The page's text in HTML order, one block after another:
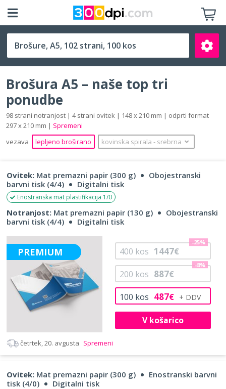
A5 (148 x 210 mm)
Išči
Brošura A5 – naše top tri
ponudbe
98 strani notranjost | 4 strani ovitek | 148 x 210 mm | odprti format
297 x 210 mm | Spremeni
vezava
lepljeno broširano kovinska spirala ‐ srebrna
Ovitek: Mat premazni papir (300 g)
Obojestranski
barvni tisk (4/4)
Digitalni tisk
Enostranska mat plastifikacija 1/0
Notranjost: Mat premazni papir (130 g)
Obojestranski
barvni tisk (4/4)
Digitalni tisk
PREMIUM
100 kos 487€
200 kos 887€
-8%
400 kos 1447€
-25%
V košarico
četrtek, 20. avgusta Spremeni
Ovitek: Mat premazni papir (300 g)
Enostranski barvni
tisk (4/0)
Digitalni tisk